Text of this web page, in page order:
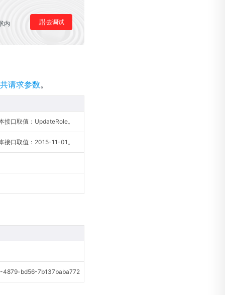
内 去调试
请求参数。
接口取值：UpdateRole。
接口取值：2015-11-01。
bd56-7b137baba772